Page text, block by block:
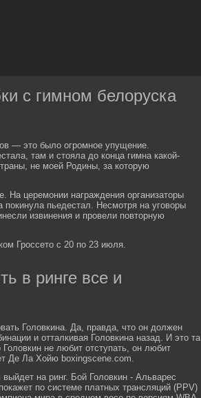
с гимном белоруска
— это было огромное упущение.
там и стояла до конца гимна какой-
не моей Родины, за которую
На церемонии награждения организаторы
покинула пьедестал. Несмотря на уговоры
извинения и провели повторную
Гроссето с 20 по 23 июля.
в ринге все и
Головкина. Да, правда, что он должен
и отталкивая Головкина назад. И это та
не любит отступать, он любит
Де Ла Хойю boxingscene.com.
на ринг. Бой Головкин - Альварес
по системе платных трансляций (PPV)